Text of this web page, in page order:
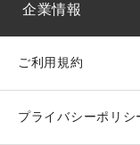
企業情報
ご利用規約
プライバシーポリシ